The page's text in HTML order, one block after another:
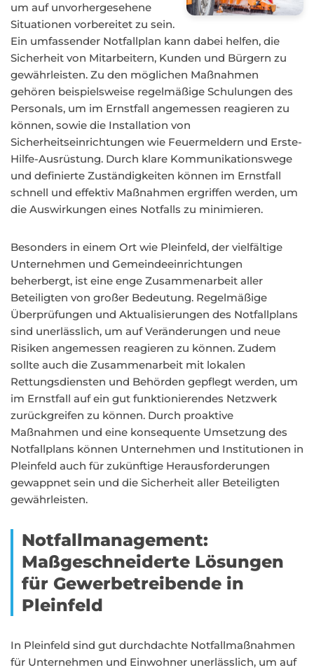
um auf unvorhergesehene
Situationen vorbereitet zu sein.
Ein umfassender Notfallplan kann dabei helfen, die
Sicherheit von Mitarbeitern, Kunden und Bürgern zu
gewährleisten. Zu den möglichen Maßnahmen
gehören beispielsweise regelmäßige Schulungen des
Personals, um im Ernstfall angemessen reagieren zu
können, sowie die Installation von
Sicherheitseinrichtungen wie Feuermeldern und Erste-
Hilfe-Ausrüstung. Durch klare Kommunikationswege
und definierte Zuständigkeiten können im Ernstfall
schnell und effektiv Maßnahmen ergriffen werden, um
die Auswirkungen eines Notfalls zu minimieren.
Besonders in einem Ort wie Pleinfeld, der vielfältige
Unternehmen und Gemeindeeinrichtungen
beherbergt, ist eine enge Zusammenarbeit aller
Beteiligten von großer Bedeutung. Regelmäßige
Überprüfungen und Aktualisierungen des Notfallplans
sind unerlässlich, um auf Veränderungen und neue
Risiken angemessen reagieren zu können. Zudem
sollte auch die Zusammenarbeit mit lokalen
Rettungsdiensten und Behörden gepflegt werden, um
im Ernstfall auf ein gut funktionierendes Netzwerk
zurückgreifen zu können. Durch proaktive
Maßnahmen und eine konsequente Umsetzung des
Notfallplans können Unternehmen und Institutionen in
Pleinfeld auch für zukünftige Herausforderungen
gewappnet sein und die Sicherheit aller Beteiligten
gewährleisten.
Notfallmanagement:
Maßgeschneiderte Lösungen
für Gewerbetreibende in
Pleinfeld
In Pleinfeld sind gut durchdachte Notfallmaßnahmen
für Unternehmen und Einwohner unerlässlich, um auf